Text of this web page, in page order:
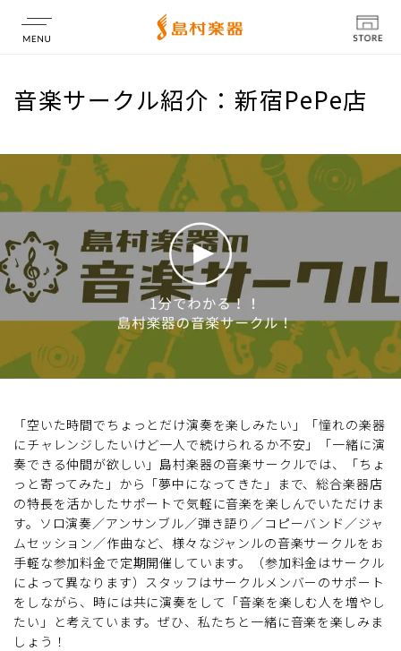
店舗情報
音楽サークル紹介：新宿PePe店
「空いた時間でちょっとだけ演奏を楽しみたい」「憧れの楽器
にチャレンジしたいけど一人で続けられるか不安」「一緒に演
奏できる仲間が欲しい」島村楽器の音楽サークルでは、「ちょ
っと寄ってみた」から「夢中になってきた」まで、総合楽器店
の特長を活かしたサポートで気軽に音楽を楽しんでいただけま
す。ソロ演奏／アンサンブル／弾き語り／コピーバンド／ジャ
ムセッション／作曲など、様々なジャンルの音楽サークルをお
手軽な参加料金で定期開催しています。（参加料金はサークル
によって異なります）スタッフはサークルメンバーのサポート
をしながら、時には共に演奏をして「音楽を楽しむ人を増やし
たい」と考えています。ぜひ、私たちと一緒に音楽を楽しみま
しょう！